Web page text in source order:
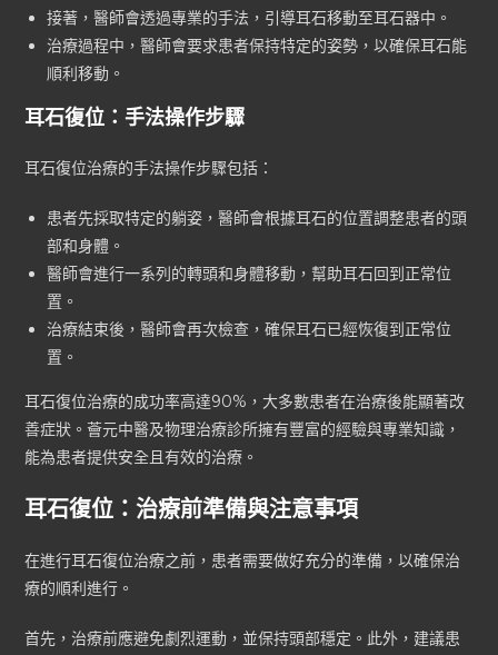
接著，醫師會透過專業的手法，引導耳石移動至耳石器中。
治療過程中，醫師會要求患者保持特定的姿勢，以確保耳石能
順利移動。
耳石復位：手法操作步驟
耳石復位治療的手法操作步驟包括：
患者先採取特定的躺姿，醫師會根據耳石的位置調整患者的頭
部和身體。
醫師會進行一系列的轉頭和身體移動，幫助耳石回到正常位
置。
治療結束後，醫師會再次檢查，確保耳石已經恢復到正常位
置。
耳石復位治療的成功率高達90%，大多數患者在治療後能顯著改
善症狀。薈元中醫及物理治療診所擁有豐富的經驗與專業知識，
能為患者提供安全且有效的治療。
耳石復位：治療前準備與注意事項
在進行耳石復位治療之前，患者需要做好充分的準備，以確保治
療的順利進行。
首先，治療前應避免劇烈運動，並保持頭部穩定。此外，建議患